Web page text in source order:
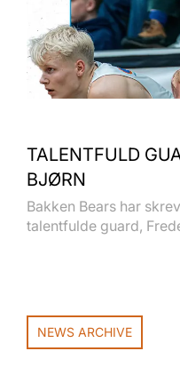
TALENTFULD
BJØRN
Bakken Bears har
talentfulde guard,
NEWS ARCHIVE